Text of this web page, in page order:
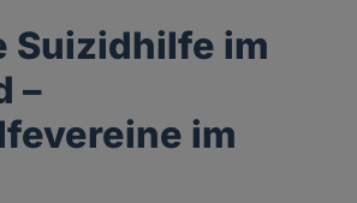
Suizidhilfe im
–
im